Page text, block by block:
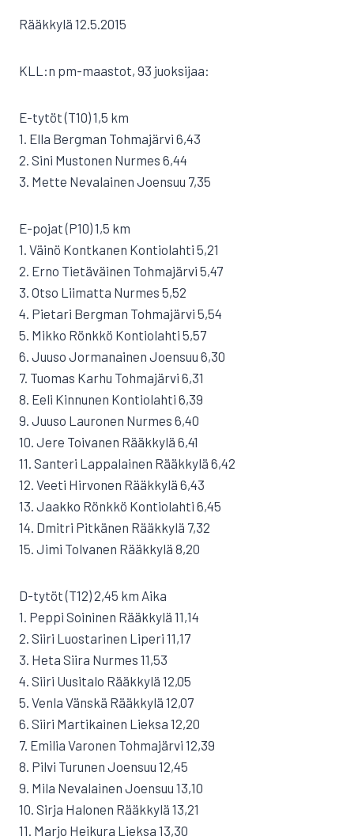
Rääkkylä 12.5.2015
KLL:n pm-maastot, 93 juoksijaa:
E-tytöt (T10) 1,5 km
1. Ella Bergman Tohmajärvi 6,43
2. Sini Mustonen Nurmes 6,44
3. Mette Nevalainen Joensuu 7,35
E-pojat (P10) 1,5 km
1. Väinö Kontkanen Kontiolahti 5,21
2. Erno Tietäväinen Tohmajärvi 5,47
3. Otso Liimatta Nurmes 5,52
4. Pietari Bergman Tohmajärvi 5,54
5. Mikko Rönkkö Kontiolahti 5,57
6. Juuso Jormanainen Joensuu 6,30
7. Tuomas Karhu Tohmajärvi 6,31
8. Eeli Kinnunen Kontiolahti 6,39
9. Juuso Lauronen Nurmes 6,40
10. Jere Toivanen Rääkkylä 6,41
11. Santeri Lappalainen Rääkkylä 6,42
12. Veeti Hirvonen Rääkkylä 6,43
13. Jaakko Rönkkö Kontiolahti 6,45
14. Dmitri Pitkänen Rääkkylä 7,32
15. Jimi Tolvanen Rääkkylä 8,20
D-tytöt (T12) 2,45 km Aika
1. Peppi Soininen Rääkkylä 11,14
2. Siiri Luostarinen Liperi 11,17
3. Heta Siira Nurmes 11,53
4. Siiri Uusitalo Rääkkylä 12,05
5. Venla Vänskä Rääkkylä 12,07
6. Siiri Martikainen Lieksa 12,20
7. Emilia Varonen Tohmajärvi 12,39
8. Pilvi Turunen Joensuu 12,45
9. Mila Nevalainen Joensuu 13,10
10. Sirja Halonen Rääkkylä 13,21
11. Marjo Heikura Lieksa 13,30